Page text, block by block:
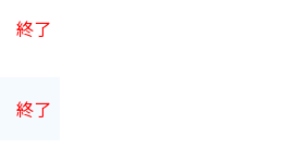
終了
終了